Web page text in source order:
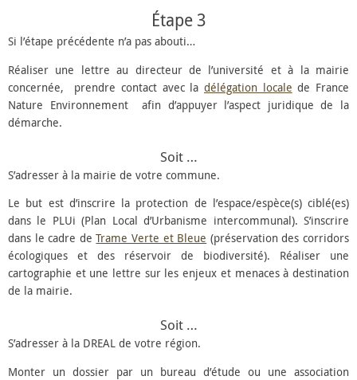
Étape 3
Si l’étape précédente n’a pas abouti…
Réaliser une lettre au directeur de l’université et à la mairie
concernée, prendre contact avec la délégation locale de France
Nature Environnement afin d’appuyer l’aspect juridique de la
démarche.
Soit …
S’adresser à la mairie de votre commune.
Le but est d’inscrire la protection de l’espace/espèce(s) ciblé(es)
dans le PLUi (Plan Local d’Urbanisme intercommunal). S’inscrire
dans le cadre deTrame Verte et Bleue (préservation des corridors
écologiques et des réservoir de biodiversité). Réaliser une
cartographie et une lettre sur les enjeux et menaces à destination
de la mairie.
Soit …
S’adresser à la DREAL de votre région.
Monter un dossier par un bureau d’étude ou une association